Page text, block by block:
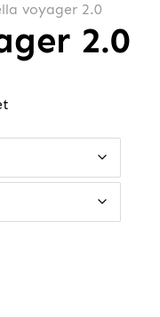
voyager 2.0
2.0